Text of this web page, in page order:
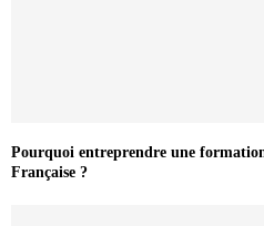
Pourquoi entreprendre une
Française ?